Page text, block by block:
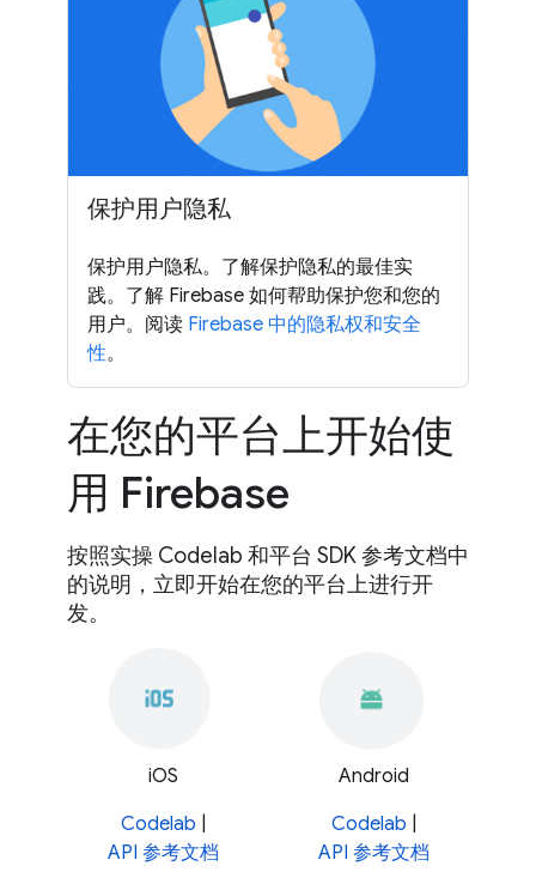
保护用户隐私
保护用户隐私。了解保护隐私的最佳实
践。了解 Firebase 如何帮助保护您和您的
用户。阅读 Firebase 中的隐私权和安全
性。
在您的平台上开始使
用 Firebase
按照实操 Codelab 和平台 SDK 参考文档中
的说明，立即开始在您的平台上进行开
发。
iOS
Codelab
API 参考文档
Android
Codelab
API 参考文档